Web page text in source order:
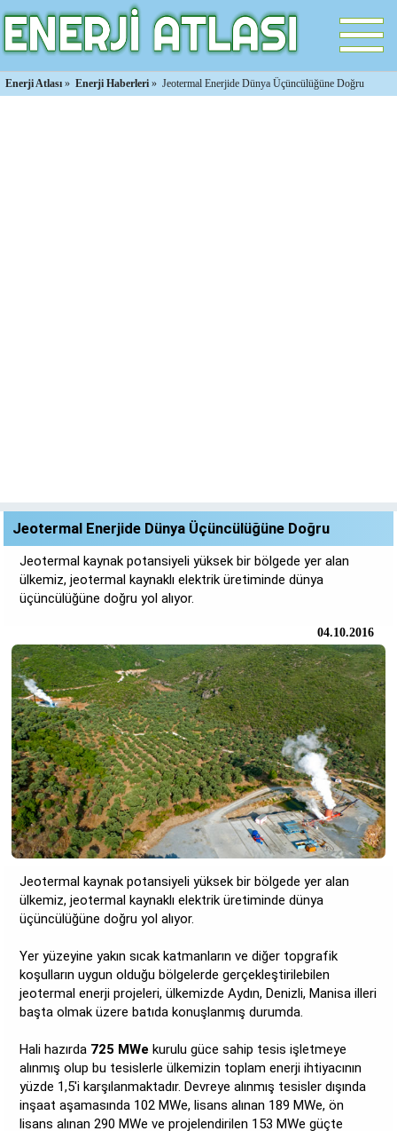
Enerji Atlası » Enerji Haberleri » Jeotermal Enerjide Dünya Üçüncülüğüne Doğru
Jeotermal Enerjide Dünya Üçüncülüğüne Doğru
Jeotermal kaynak potansiyeli yüksek bir bölgede yer alan
ülkemiz, jeotermal kaynaklı elektrik üretiminde dünya
üçüncülüğüne doğru yol alıyor.
04.10.2016
Jeotermal kaynak potansiyeli yüksek bir bölgede yer alan
ülkemiz, jeotermal kaynaklı elektrik üretiminde dünya
üçüncülüğüne doğru yol alıyor.
Yer yüzeyine yakın sıcak katmanların ve diğer topgrafik
koşulların uygun olduğu bölgelerde gerçekleştirilebilen
jeotermal enerji projeleri, ülkemizde Aydın, Denizli, Manisa illeri
başta olmak üzere batıda konuşlanmış durumda.
Hali hazırda 725 MWe kurulu güce sahip tesis işletmeye
alınmış olup bu tesislerle ülkemizin toplam enerji ihtiyacının
yüzde 1,5'i karşılanmaktadır. Devreye alınmış tesisler dışında
inşaat aşamasında 102 MWe, lisans alınan 189 MWe, ön
lisans alınan 290 MWe ve projelendirilen 153 MWe güçte